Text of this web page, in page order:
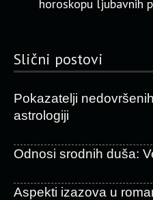
horoskopu ljubavnih
Slični postovi
Pokazatelji
astrologiji
Odnosi srodnih duša:
Aspekti izazova u